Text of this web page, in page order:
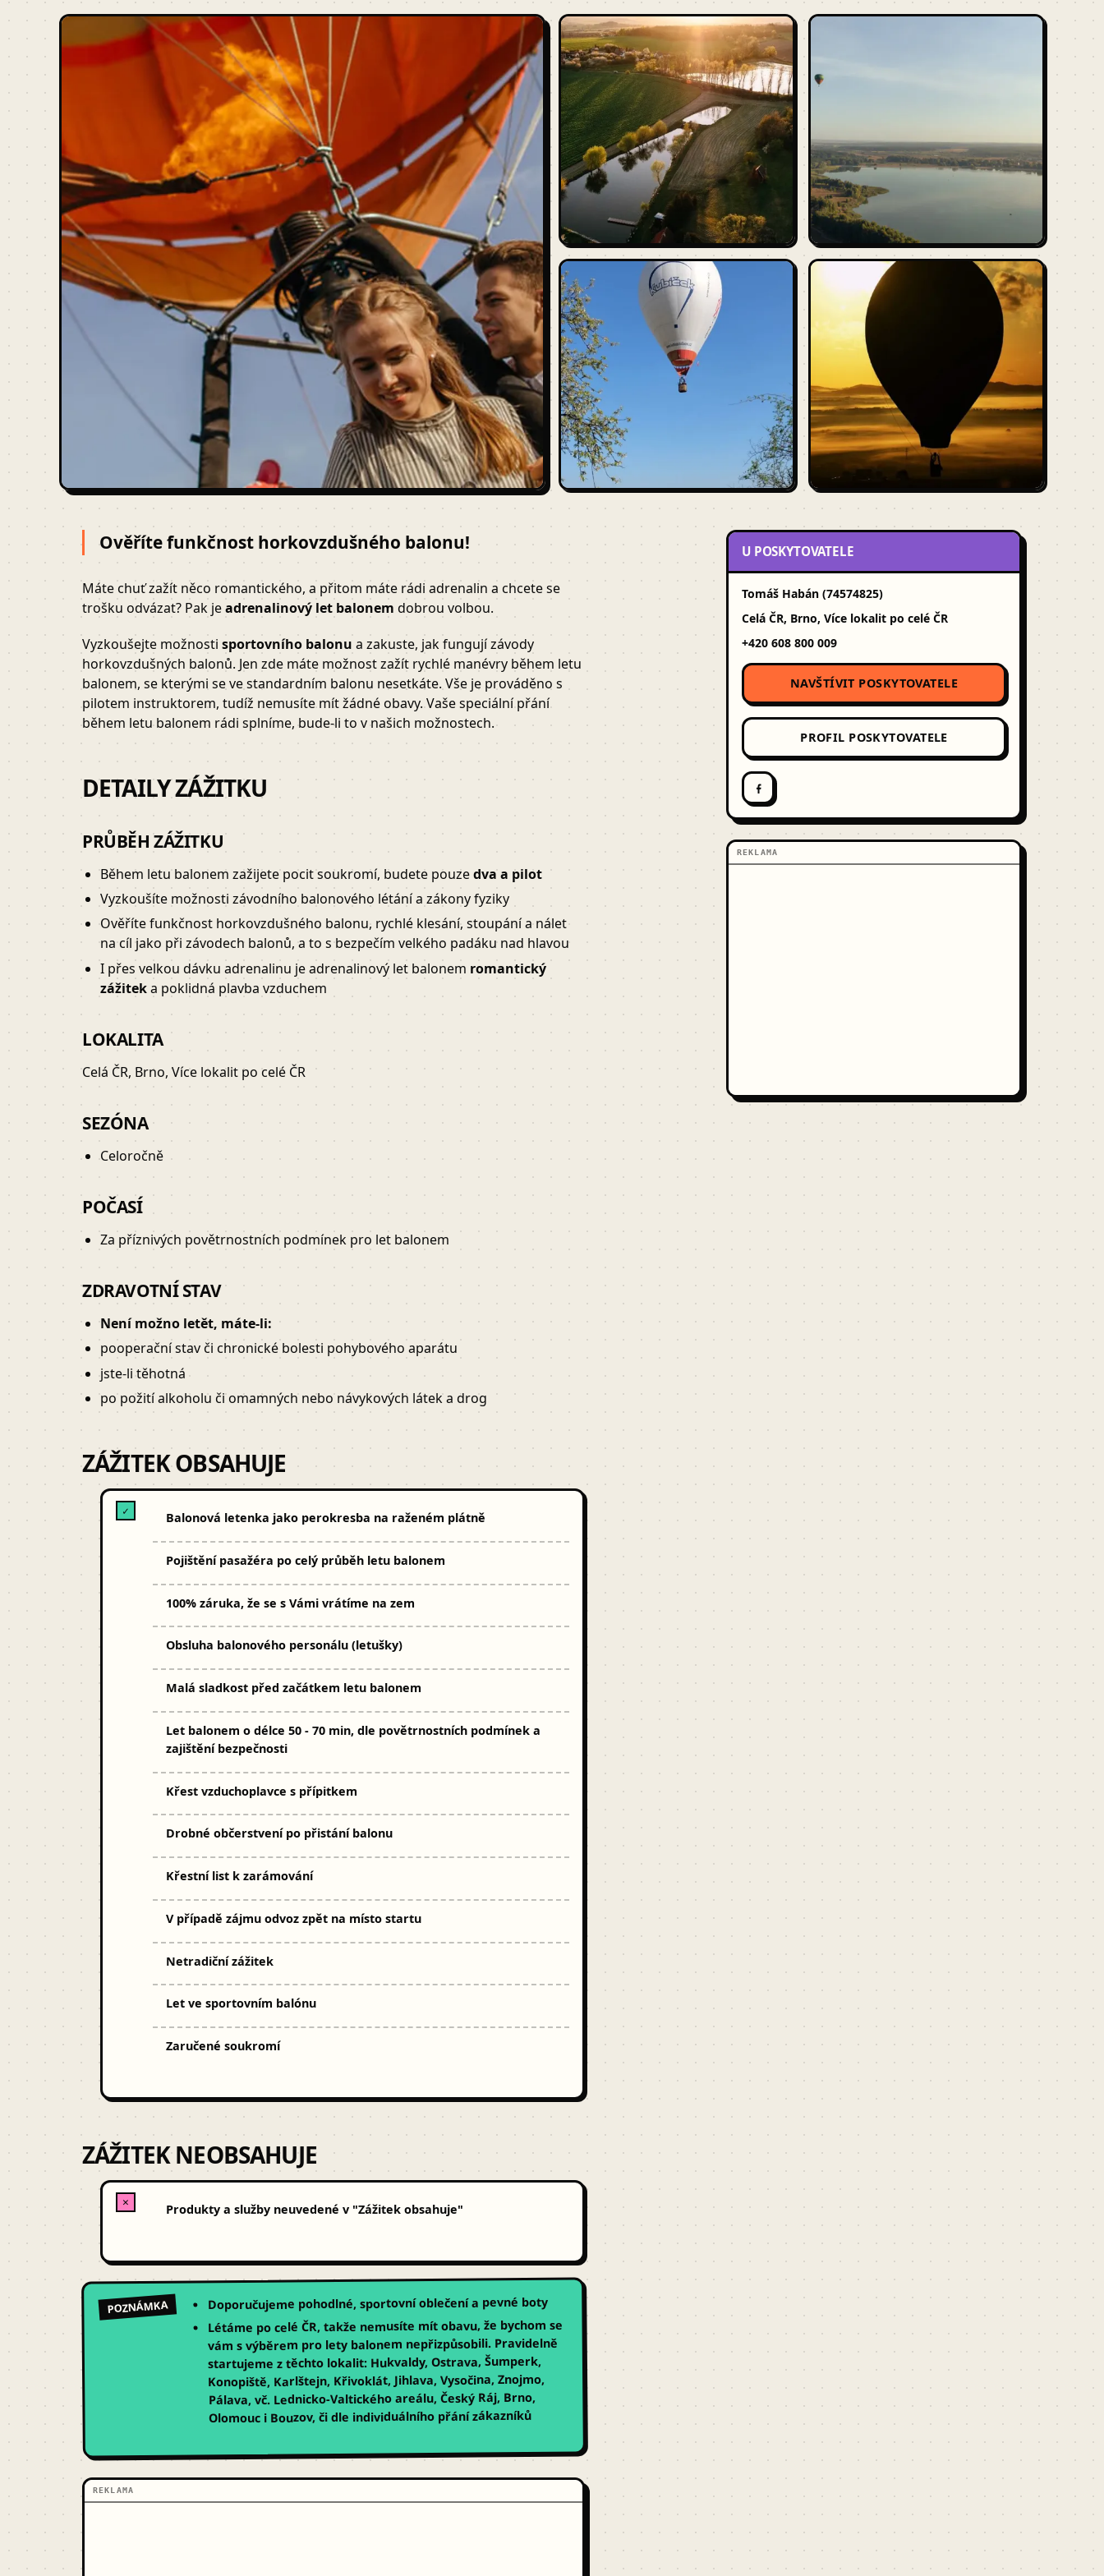
Ověříte funkčnost horkovzdušného balonu!
Máte chuť zažít něco romantického, a přitom máte rádi adrenalin a chcete se
trošku odvázat? Pak jeadrenalinový let balonem dobrou volbou.
Vyzkoušejte možnosti sportovního balonu a zakuste, jak fungují závody
horkovzdušných balonů. Jen zde máte možnost zažít rychlé manévry během letu
balonem, se kterými se ve standardním balonu nesetkáte. Vše je prováděno s
pilotem instruktorem, tudíž nemusíte mít žádné obavy. Vaše speciální přání
během letu balonem rádi splníme, bude-li to v našich možnostech.
DETAILY ZÁŽITKU
PRŮBĚH ZÁŽITKU
Během letu balonem zažijete pocit soukromí, budete pouzedva a pilot
Vyzkoušíte možnosti závodního balonového létání a zákony fyziky
Ověříte funkčnost horkovzdušného balonu, rychlé klesání, stoupání a nálet
na cíl jako při závodech balonů, a to s bezpečím velkého padáku nad hlavou
I přes velkou dávku adrenalinu je adrenalinový let balonem romantický
zážiteka poklidná plavba vzduchem
LOKALITA
Celá ČR, Brno, Více lokalit po celé ČR
SEZÓNA
Celoročně
POČASÍ
Za příznivých povětrnostních podmínek pro let balonem
ZDRAVOTNÍ STAV
Není možno letět, máte-li:
pooperační stav či chronické bolesti pohybového aparátu
jste-li těhotná
po požití alkoholu či omamných nebo návykových látek a drog
ZÁŽITEK OBSAHUJE
✓ Balonová letenka jako perokresba na raženém plátně
Pojištění pasažéra po celý průběh letu balonem
100% záruka, že se s Vámi vrátíme na zem
Obsluha balonového personálu (letušky)
Malá sladkost před začátkem letu balonem
Let balonem o délce 50 - 70 min, dle povětrnostních podmínek a
zajištění bezpečnosti
Křest vzduchoplavce s přípitkem
Drobné občerstvení po přistání balonu
Křestní list k zarámování
V případě zájmu odvoz zpět na místo startu
Netradiční zážitek
Let ve sportovním balónu
Zaručené soukromí
ZÁŽITEK NEOBSAHUJE
✕ Produkty a služby neuvedené v "Zážitek obsahuje"
POZNÁMKA Doporučujeme pohodlné, sportovní oblečení a pevné boty
Létáme po celé ČR, takže nemusíte mít obavu, že bychom se
vám s výběrem pro lety balonem nepřizpůsobili. Pravidelně
startujeme z těchto lokalit: Hukvaldy, Ostrava, Šumperk,
Konopiště, Karlštejn, Křivoklát, Jihlava, Vysočina, Znojmo,
Pálava, vč. Lednicko-Valtického areálu, Český Ráj, Brno,
Olomouc i Bouzov, čidle individuálního přání zákazníků
REKLAMA
U POSKYTOVATELE
Tomáš Habán (74574825)
Celá ČR, Brno, Více lokalit po celé ČR
+420 608 800 009
NAVŠTÍVIT POSKYTOVATELE
PROFIL POSKYTOVATELE
REKLAMA